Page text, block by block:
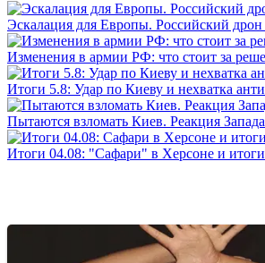
Эскалация для Европы. Российский
Изменения в армии РФ: что стоит за
Итоги 5.8: Удар по Киеву и нехватка
Пытаются взломать Киев. Реакция
Итоги 04.08: "Сафари" в Херсоне и